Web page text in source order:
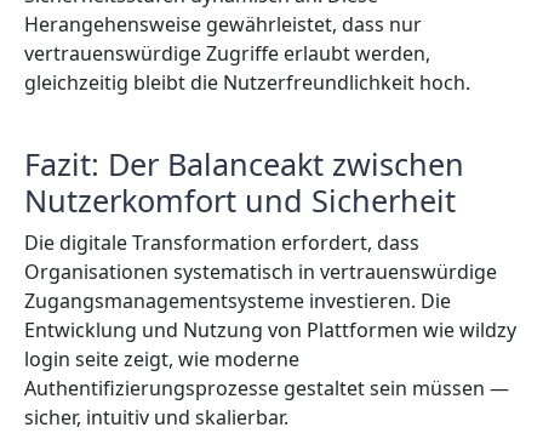
Herangehensweise gewährleistet, dass nur
vertrauenswürdige Zugriffe erlaubt werden,
gleichzeitig bleibt die Nutzerfreundlichkeit hoch.
Fazit: Der Balanceakt zwischen
Nutzerkomfort und Sicherheit
Die digitale Transformation erfordert, dass
Organisationen systematisch in vertrauenswürdige
Zugangsmanagementsysteme investieren. Die
Entwicklung und Nutzung von Plattformen wie wildzy
login seite zeigt, wie moderne
Authentifizierungsprozesse gestaltet sein müssen —
sicher, intuitiv und skalierbar.